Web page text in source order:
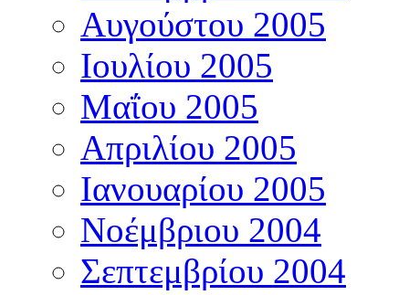
Αυγούστου 2005
Ιουλίου 2005
Μαΐου 2005
Απριλίου 2005
Ιανουαρίου 2005
Νοέμβριου 2004
Σεπτεμβρίου 2004